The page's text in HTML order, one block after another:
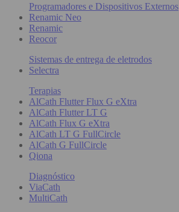
Programadores e Dispositivos Externos
Renamic Neo
Renamic
Reocor
Sistemas de entrega de eletrodos
Selectra
Terapias
AlCath Flutter Flux G eXtra
AlCath Flutter LT G
AlCath Flux G eXtra
AlCath LT G FullCircle
AlCath G FullCircle
Qiona
Diagnóstico
ViaCath
MultiCath